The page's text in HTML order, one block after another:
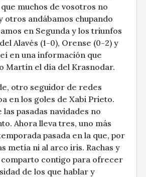
muchos de vosotros no
otros andábamos chupando
en Segunda y los triunfos
Alavés (1-0), Orense (0-2) y
en una información que
Martín el día del Krasnodar.
otro seguidor de redes
en los goles de Xabi Prieto.
las pasadas navidades no
Ahora lleva tres, uno más
pasada en la que, por
metía ni al arco iris. Rachas y
comparto contigo para ofrecer
de los que hablar y